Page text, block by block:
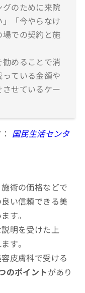
のために来院
「今やらなけ
での契約と施
めることで消
ている金額や
せているケー
国民生活センタ
術の価格などで
い信頼できる美
す。
明を受けた上
す。
皮膚科で受ける
のポイントがあり